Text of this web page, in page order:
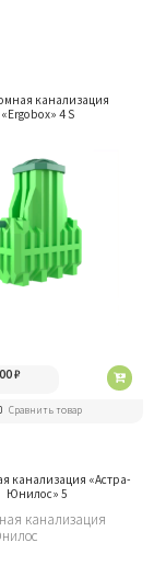
канализация
«Ergobox» 4 S
₽
Сравнить товар
канализация «Aстра-
Юнилос» 5